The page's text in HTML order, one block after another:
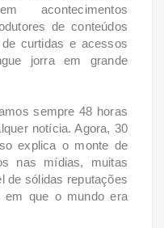
acontecimentos
de conteúdos
curtidas e acessos
jorra em grande
sempre 48 horas
notícia. Agora, 30
explica o monte de
nas mídias, muitas
de sólidas reputações
em que o mundo era